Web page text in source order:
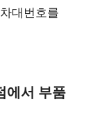
대번호를
에서 부품